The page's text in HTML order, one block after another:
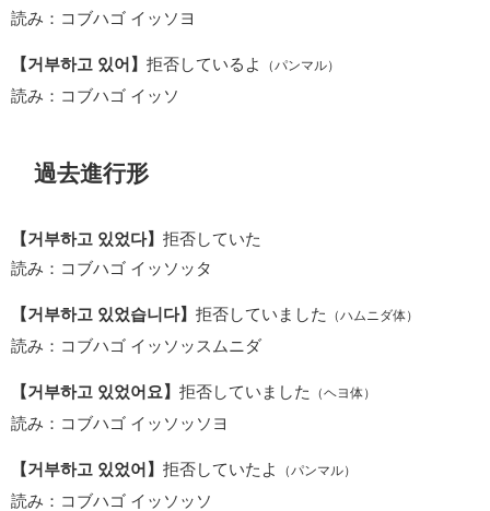
読み：コブハゴ イッソヨ
【거부하고 있어】 拒否しているよ （パンマル）
読み：コブハゴ イッソ
過去進行形
【거부하고 있었다】 拒否していた
読み：コブハゴ イッソッタ
【거부하고 있었습니다】 拒否していました （ハムニダ体）
読み：コブハゴ イッソッスムニダ
【거부하고 있었어요】 拒否していました （ヘヨ体）
読み：コブハゴ イッソッソヨ
【거부하고 있었어】 拒否していたよ （パンマル）
読み：コブハゴ イッソッソ